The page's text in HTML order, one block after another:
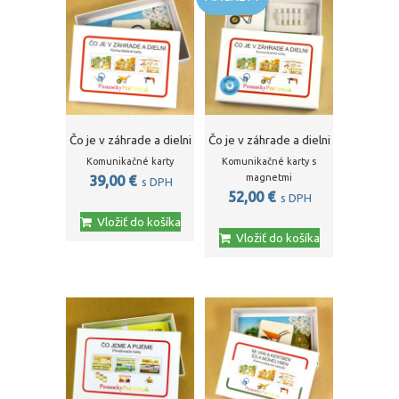
Čo je v záhrade a dielni
Komunikačné karty
39,00 € s DPH
Vložiť do košíka
Čo je v záhrade a dielni
Komunikačné karty s
magnetmi
52,00 € s DPH
Vložiť do košíka